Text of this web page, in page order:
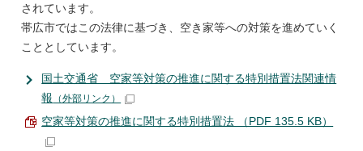
されています。
帯広市ではこの法律に基づき、空き家等への対策を進めていく
こととしています。
国土交通省 空家等対策の推進に関する特別措置法関連情
報 （外部リンク）
空家等対策の推進に関する特別措置法 （PDF 135.5 KB）